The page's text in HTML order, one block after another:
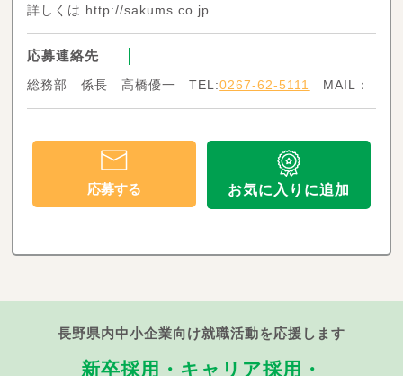
詳しくは http://sakums.co.jp
応募連絡先
総務部 係長 高橋優一 TEL:0267-62-5111 MAIL：
応募する お気に入りに追加
長野県内中小企業向け就職活動を応援します
新卒採用・キャリア採用・